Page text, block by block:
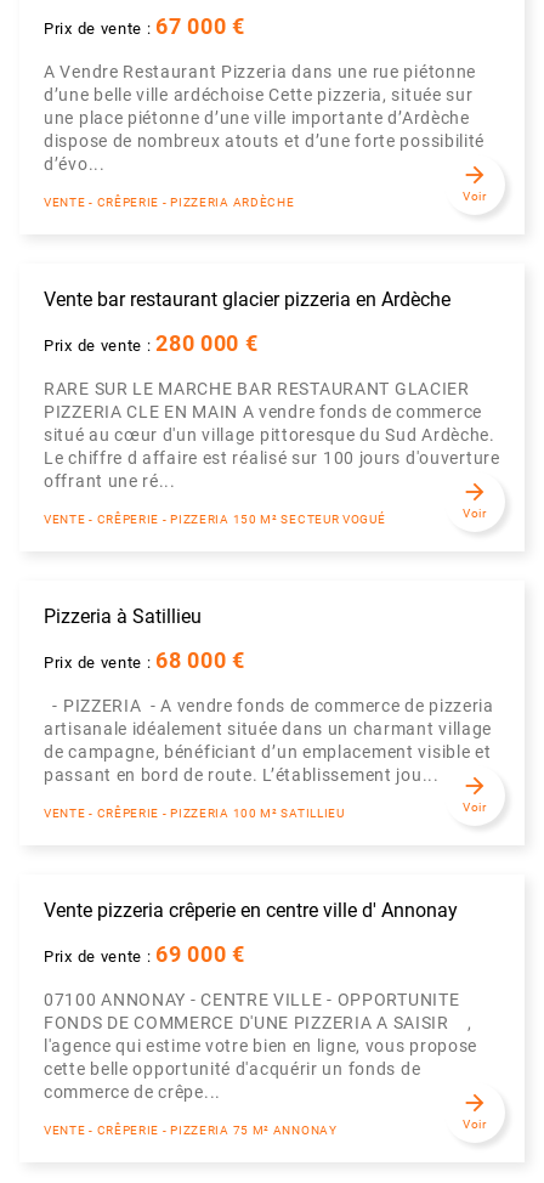
Prix de vente :67 000 €
A Vendre Restaurant Pizzeria dans une rue piétonne
d’une belle ville ardéchoise Cette pizzeria, située sur
une place piétonne d’une ville importante d’Ardèche
dispose de nombreux atouts et d’une forte possibilité
d’évo...
VENTE - CRÊPERIE - PIZZERIA ARDÈCHE
arrow_forward
Voir
Vente bar restaurant glacier pizzeria en Ardèche
Prix de vente :280 000 €
RARE SUR LE MARCHE BAR RESTAURANT GLACIER
PIZZERIA CLE EN MAIN A vendre fonds de commerce
situé au cœur d'un village pittoresque du Sud Ardèche.
Le chiffre d affaire est réalisé sur 100 jours d'ouverture
offrant une ré...
VENTE - CRÊPERIE - PIZZERIA 150 M² SECTEUR VOGUÉ
arrow_forward
Voir
Pizzeria à Satillieu
Prix de vente :68 000 €
- PIZZERIA - A vendre fonds de commerce de pizzeria
artisanale idéalement située dans un charmant village
de campagne, bénéficiant d’un emplacement visible et
passant en bord de route. L’établissement jou...
VENTE - CRÊPERIE - PIZZERIA 100 M² SATILLIEU
arrow_forward
Voir
Vente pizzeria crêperie en centre ville d' Annonay
Prix de vente :69 000 €
07100 ANNONAY - CENTRE VILLE - OPPORTUNITE
FONDS DE COMMERCE D'UNE PIZZERIA A SAISIR ,
l'agence qui estime votre bien en ligne, vous propose
cette belle opportunité d'acquérir un fonds de
commerce de crêpe...
VENTE - CRÊPERIE - PIZZERIA 75 M² ANNONAY
arrow_forward
Voir